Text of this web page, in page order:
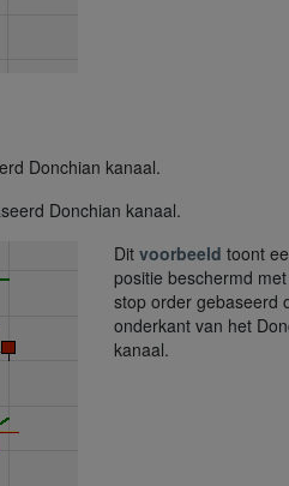
Donchian kanaal.
Donchian kanaal.
Dit voorbeeld toont
positie beschermd
stop order gebaseerd
onderkant van het
kanaal.